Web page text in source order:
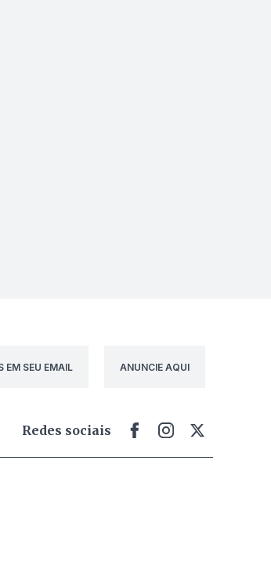
EM SEU EMAIL ANUNCIE AQUI
Redes sociais